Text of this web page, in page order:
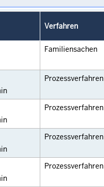
Verfahren
Familiensachen
Prozessverfahren
Prozessverfahren
Prozessverfahren
Prozessverfahren